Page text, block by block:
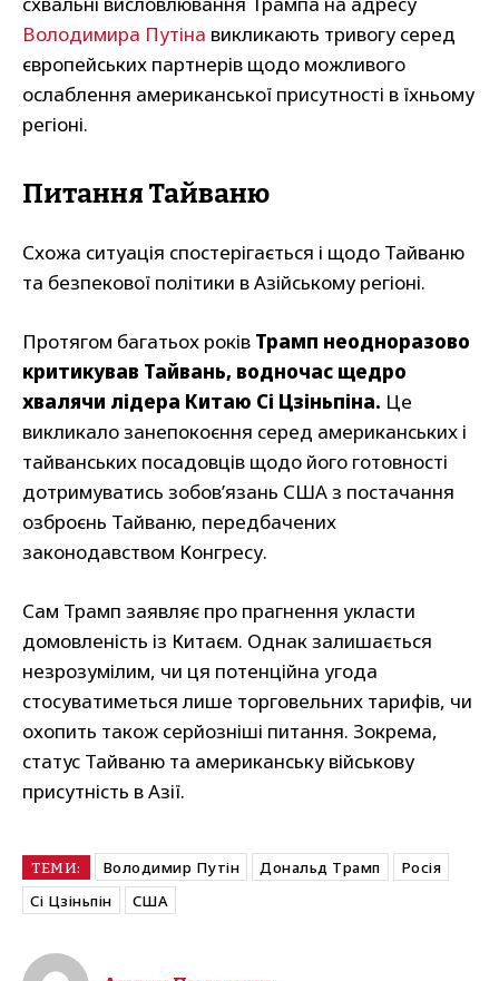
Володимира Путіна викликають тривогу серед
європейських партнерів щодо можливого
ослаблення американської присутності в їхньому
регіоні.
Питання Тайваню
Схожа ситуація спостерігається і щодо Тайваню
та безпекової політики в Азійському регіоні.
Протягом багатьох років Трамп неодноразово
критикував Тайвань, водночас щедро
хвалячи лідера Китаю Сі Цзіньпіна. Це
викликало занепокоєння серед американських і
тайванських посадовців щодо його готовності
дотримуватись зобов’язань США з постачання
озброєнь Тайваню, передбачених
законодавством Конгресу.
Сам Трамп заявляє про прагнення укласти
домовленість із Китаєм. Однак залишається
незрозумілим, чи ця потенційна угода
стосуватиметься лише торговельних тарифів, чи
охопить також серйозніші питання. Зокрема,
статус Тайваню та американську військову
присутність в Азії.
ТЕМИ: Володимир Путін Дональд Трамп
Росія
Сі Цзіньпін
США